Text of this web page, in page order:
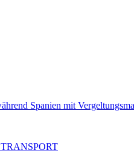
Spanien mit